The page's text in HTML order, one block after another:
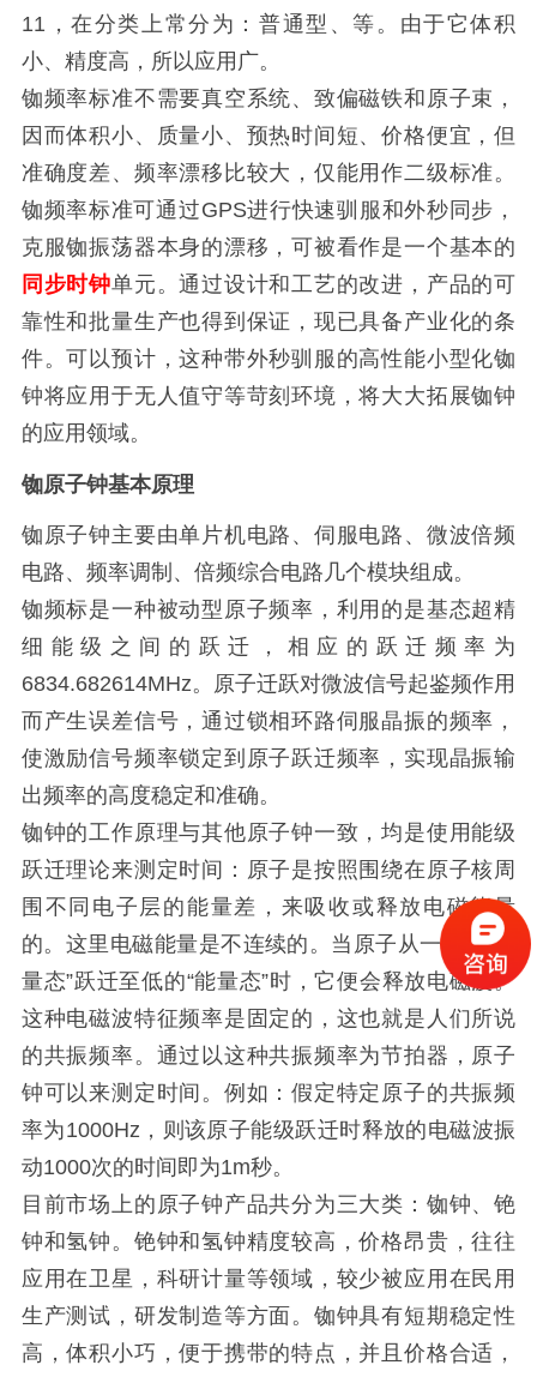
11，在分类上常分为：普通型、等。由于它体积
小、精度高，所以应用广。
铷频率标准不需要真空系统、致偏磁铁和原子束，
因而体积小、质量小、预热时间短、价格便宜，但
准确度差、频率漂移比较大，仅能用作二级标准。
铷频率标准可通过GPS进行快速驯服和外秒同步，
克服铷振荡器本身的漂移，可被看作是一个基本的
同步时钟单元。通过设计和工艺的改进，产品的可
靠性和批量生产也得到保证，现已具备产业化的条
件。可以预计，这种带外秒驯服的高性能小型化铷
钟将应用于无人值守等苛刻环境，将大大拓展铷钟
的应用领域。
铷原子钟基本原理
铷原子钟主要由单片机电路、伺服电路、微波倍频
电路、频率调制、倍频综合电路几个模块组成。
铷频标是一种被动型原子频率，利用的是基态超精
细能级之间的跃迁，相应的跃迁频率为
6834.682614MHz。原子迁跃对微波信号起鉴频作用
而产生误差信号，通过锁相环路伺服晶振的频率，
使激励信号频率锁定到原子跃迁频率，实现晶振输
出频率的高度稳定和准确。
铷钟的工作原理与其他原子钟一致，均是使用能级
跃迁理论来测定时间：原子是按照围绕在原子核周
围不同电子层的能量差，来吸收或释放电磁能量
的。这里电磁能量是不连续的。当原子从一个高“能
量态”跃迁至低的“能量态”时，它便会释放电磁波。
这种电磁波特征频率是固定的，这也就是人们所说
的共振频率。通过以这种共振频率为节拍器，原子
钟可以来测定时间。例如：假定特定原子的共振频
率为1000Hz，则该原子能级跃迁时释放的电磁波振
动1000次的时间即为1m秒。
目前市场上的原子钟产品共分为三大类：铷钟、铯
钟和氢钟。铯钟和氢钟精度较高，价格昂贵，往往
应用在卫星，科研计量等领域，较少被应用在民用
生产测试，研发制造等方面。铷钟具有短期稳定性
高，体积小巧，便于携带的特点，并且价格合适，